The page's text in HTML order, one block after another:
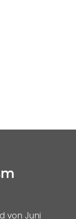
von Juni